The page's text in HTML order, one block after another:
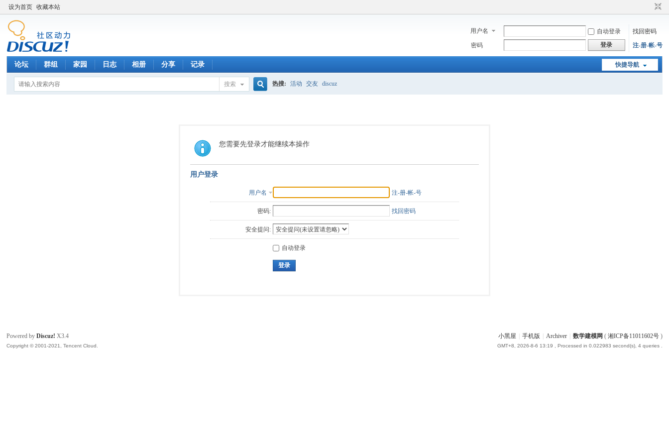
设为首页 收藏本站
用户名 自动登录
找回密码
密码
登录 注-册-帐-号
快捷导航
论坛 群组 家园 日志 相册 分享 记录
搜索
索
热搜: 活动 交友 discuz
您需要先登录才能继续本操作
用户登录
用户名 注-册-帐-号
密码: 找回密码
安全提问:
自动登录
登录
小黑屋 手机版 Archiver 数学建模网 ( 湘ICP备11011602号)
GMT+8, 2026-8-6 13:19 , Processed in 0.022983 second(s), 4 queries .
Powered byDiscuz! X3.4
Copyright © 2001-2021, Tencent Cloud.